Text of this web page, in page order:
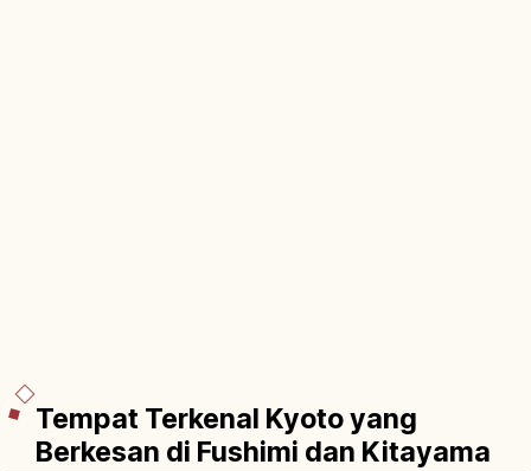
Tempat Terkenal Kyoto yang
Berkesan di Fushimi dan Kitayama